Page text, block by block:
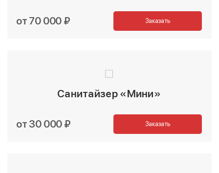
от 70 000 ₽ Заказать
Санитайзер «Мини»
от 30 000 ₽ Заказать